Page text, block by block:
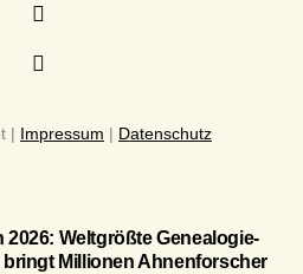
| Impressum | Datenschutz
2026: Weltgrößte Genealogie-
bringt Millionen Ahnenforscher